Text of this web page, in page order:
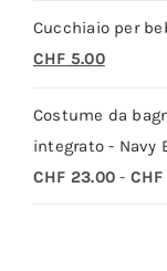
Cucchiaio per
Il
originale
era:
CHF 9.90.
CHF 5.00Il
attuale
è:
CHF
Costume da
integrato - Navy
CHF 23.00 - CHF